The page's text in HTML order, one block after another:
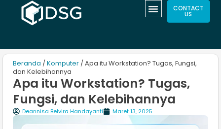
CONTACT
US
Beranda / Komputer / Apa itu Workstation? Tugas, Fungsi,
dan Kelebihannya
Apa itu Workstation? Tugas,
Fungsi, dan Kelebihannya
Deannisa Belvira Handayanti Maret 13, 2025